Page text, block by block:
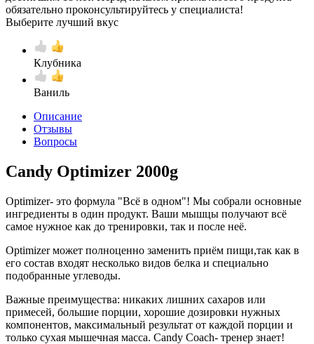
обязательно проконсультируйтесь у специалиста!
Выберите лучший вкус
Клубника
Ваниль
Описание
Отзывы
Вопросы
Candy Optimizer 2000g
Optimizer- это формула "Всё в одном"! Мы собрали основные
ингредиенты в один продукт. Ваши мышцы получают всё
самое нужное как до тренировки, так и после неё.
Optimizer может полноценно заменить приём пищи,так как в
его состав входят несколько видов белка и специально
подобранные углеводы.
Важные преимущества: никаких лишних сахаров или
примесей, большие порции, хорошие дозировки нужных
компонентов, максимальный результат от каждой порции и
только сухая мышечная масса. Candy Coach- тренер знает!